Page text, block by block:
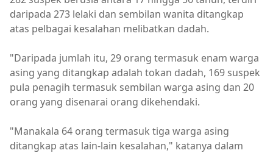
daripada 273 lelaki dan sembilan wanita ditangkap
atas pelbagai kesalahan melibatkan dadah.
"Daripada jumlah itu, 29 orang termasuk enam warga
asing yang ditangkap adalah tokan dadah, 169 suspek
pula penagih termasuk sembilan warga asing dan 20
orang yang disenarai orang dikehendaki.
"Manakala 64 orang termasuk tiga warga asing
ditangkap atas lain-lain kesalahan," katanya dalam